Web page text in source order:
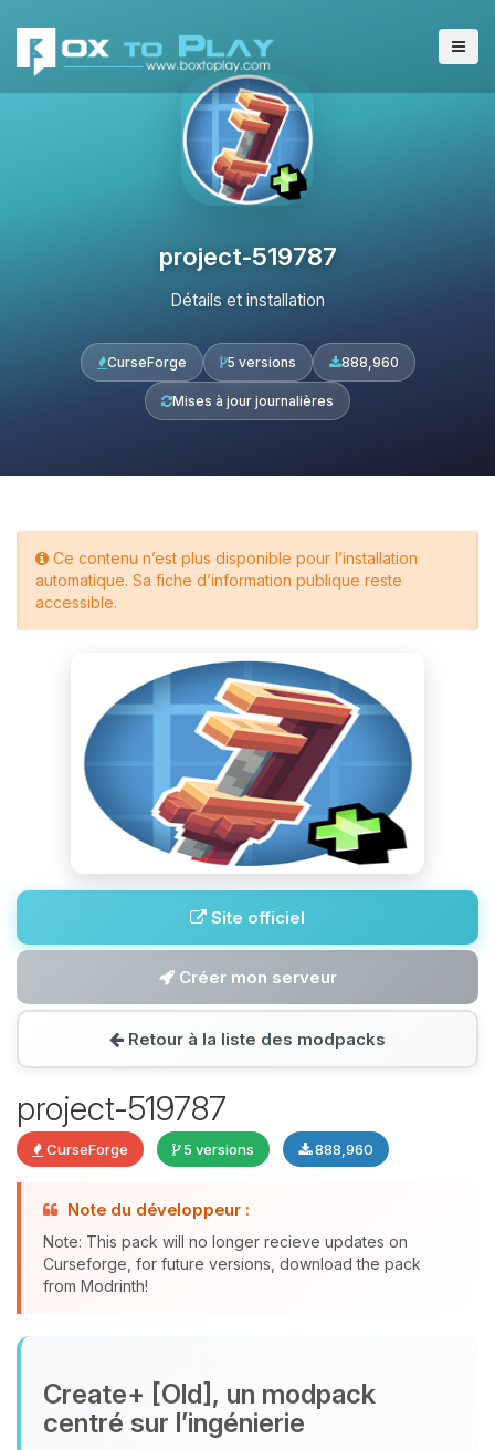
project-519787
Détails et installation
CurseForge 5 versions 888,960
Mises à jour journalières
Ce contenu n’est plus disponible pour l’installation
automatique. Sa fiche d’information publique reste
accessible.
Site officiel
Créer mon serveur
Retour à la liste des modpacks
project-519787
CurseForge 5 versions 888,960
Note du développeur :
Note: This pack will no longer recieve updates on
Curseforge, for future versions, download the pack
from Modrinth!
Create+ [Old], un modpack
centré sur l’ingénierie
Youpi, enfin quelqu’un pour me
assistant BoxToPlay. Dis-moi ce dont
tu as besoin et je vais remuer mes
petits circuits pour t’aider.